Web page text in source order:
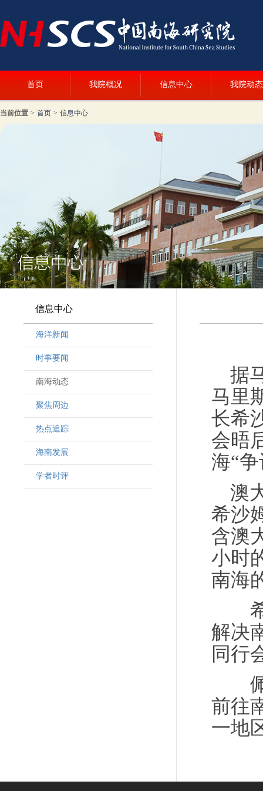
首页 我院概况 信息中心 我院动态
当前位置 > 首页 > 信息中心
信息中心
海洋新闻
时事要闻
南海动态
聚焦周边
热点追踪
海南发展
学者时评
据
马里
长希
会晤
海“
澳
希沙
含澳
小时
南海
希
解决
同行
佩
前往
一地